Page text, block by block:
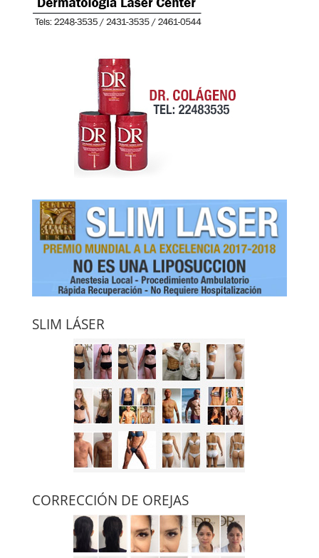
SLIM LÁSER
CORRECCIÓN DE OREJAS